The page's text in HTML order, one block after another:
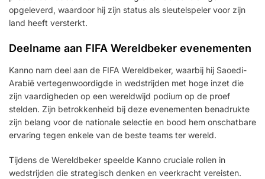
opgeleverd, waardoor hij zijn status als sleutelspeler voor zijn
land heeft versterkt.
Deelname aan FIFA Wereldbeker evenementen
Kanno nam deel aan de FIFA Wereldbeker, waarbij hij Saoedi-
Arabië vertegenwoordigde in wedstrijden met hoge inzet die
zijn vaardigheden op een wereldwijd podium op de proef
stelden. Zijn betrokkenheid bij deze evenementen benadrukte
zijn belang voor de nationale selectie en bood hem onschatbare
ervaring tegen enkele van de beste teams ter wereld.
Tijdens de Wereldbeker speelde Kanno cruciale rollen in
wedstrijden die strategisch denken en veerkracht vereisten.